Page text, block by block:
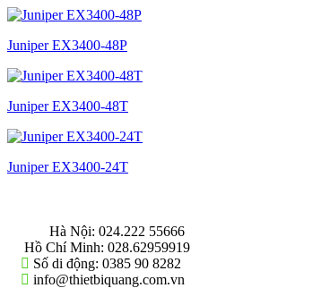
Juniper EX3400-48P
Juniper EX3400-48T
Juniper EX3400-24T
Hà Nội: 024.222 55666
Hồ Chí Minh: 028.62959919
Số di động: 0385 90 8282
info@thietbiquang.com.vn